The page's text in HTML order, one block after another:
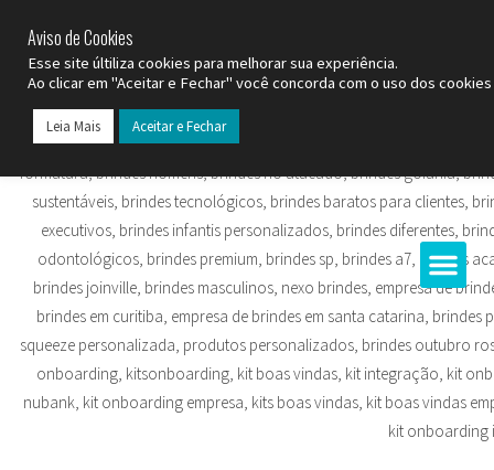
Aviso de Cookies
Esse site últiliza cookies para melhorar sua experiência.
Ao clicar em "Aceitar e Fechar" você concorda com o uso dos
Leia Mais Aceitar e Fechar